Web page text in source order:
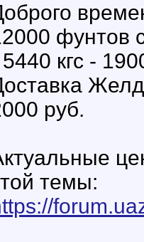
фунтов
кгс -
руб.
темы: